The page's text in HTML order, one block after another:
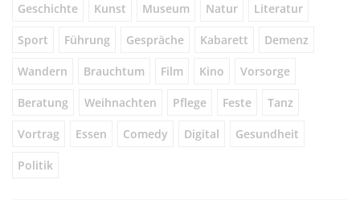
Geschichte Kunst Museum Natur Literatur
Sport Führung Gespräche Kabarett Demenz
Wandern Brauchtum Film Kino Vorsorge
Beratung Weihnachten Pflege Feste Tanz
Vortrag Essen Comedy Digital Gesundheit
Politik